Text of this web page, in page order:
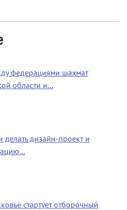
федерациями шахмат
области и…
дизайн-проект и
стартует отборочный